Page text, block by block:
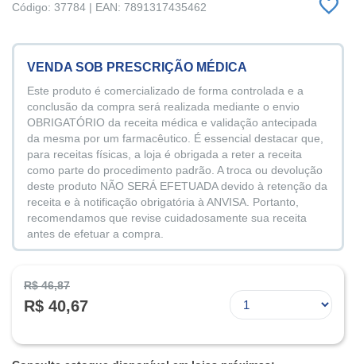
Código: 37784 | EAN: 7891317435462
VENDA SOB PRESCRIÇÃO MÉDICA
Este produto é comercializado de forma controlada e a
conclusão da compra será realizada mediante o envio
OBRIGATÓRIO da receita médica e validação antecipada
da mesma por um farmacêutico. É essencial destacar que,
para receitas físicas, a loja é obrigada a reter a receita
como parte do procedimento padrão. A troca ou devolução
deste produto NÃO SERÁ EFETUADA devido à retenção da
receita e à notificação obrigatória à ANVISA. Portanto,
recomendamos que revise cuidadosamente sua receita
antes de efetuar a compra.
R$ 46,87
R$ 40,67